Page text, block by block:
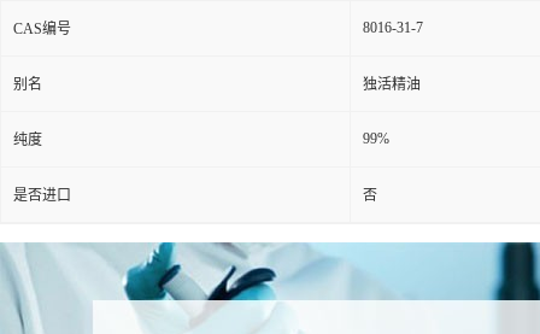
CAS编号 8016-31-7
别名 独活精油
纯度 99%
是否进口 否